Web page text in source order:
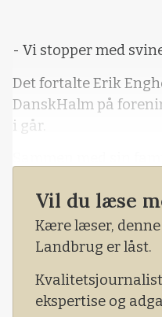
- Vi stopper med
Det fortalte Erik
DanskHalm på
i går.
slagtesvin i full-line-
altså snart slut.
For den onsdag,
besluttede familien
Vil du læse
Kære læser,
Landbrug er låst.
ekspertise og